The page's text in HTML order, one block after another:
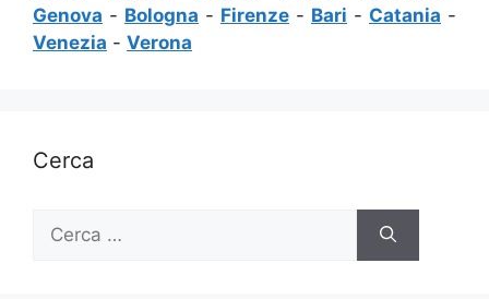
Genova - Bologna - Firenze - Bari - Catania -
Venezia - Verona
Cerca
per: